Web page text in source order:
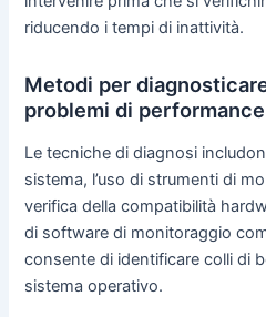
riducendo i tempi di inattività.
Metodi per
problemi di performance
Le tecniche di diagnosi
sistema, l’uso di strumenti di
verifica della compatibilità
di software di monitoraggio
consente di identificare colli di
sistema operativo.